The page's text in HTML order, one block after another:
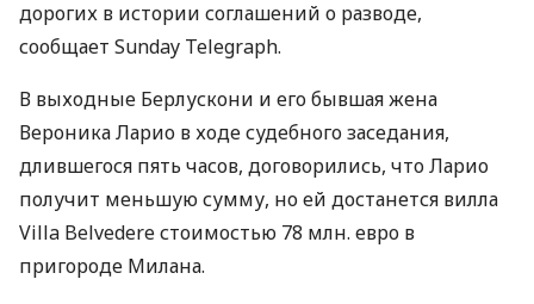
дорогих в истории соглашений о разводе,
сообщает Sunday Telegraph.
В выходные Берлускони и его бывшая жена
Вероника Ларио в ходе судебного заседания,
длившегося пять часов, договорились, что Ларио
получит меньшую сумму, но ей достанется вилла
Villa Belvedere стоимостью 78 млн. евро в
пригороде Милана.